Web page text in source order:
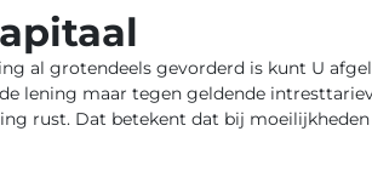
al grotendeels gevorderd is kunt U
lening maar tegen geldende
rust. Dat betekent dat bij